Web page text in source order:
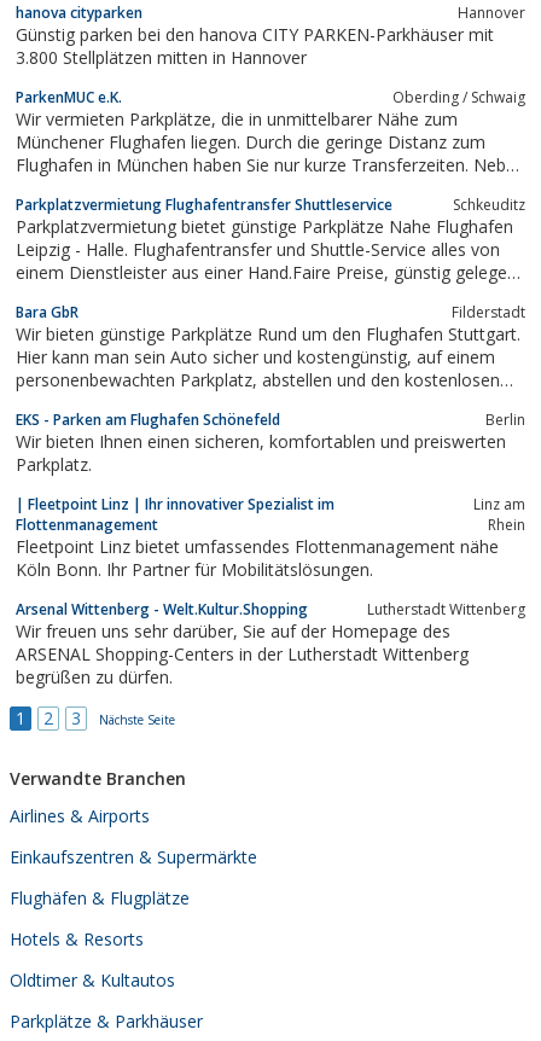
sehr günstigen Preisen. Parken am Flughafen ist mit Holiday
Extras bis zu 70 %...
hanova cityparken Hannover
Günstig parken bei den hanova CITY PARKEN-Parkhäuser mit
3.800 Stellplätzen mitten in Hannover
ParkenMUC e.K. Oberding / Schwaig
Wir vermieten Parkplätze, die in unmittelbarer Nähe zum
Münchener Flughafen liegen. Durch die geringe Distanz zum
Flughafen in München haben Sie nur kurze Transferzeiten. Neben
Parkplätze für Firmenkunden an. Bei uns bekommen Sie einen
Shuttle von 02:30h bis zu letzten...
Parkplatzvermietung Flughafentransfer Shuttleservice Schkeuditz
Parkplatzvermietung bietet günstige Parkplätze Nahe Flughafen
Leipzig - Halle. Flughafentransfer und Shuttle-Service alles von
einem Dienstleister aus einer Hand.Faire Preise, günstig gelegen
Leipzig - Halle.
Bara GbR Filderstadt
Wir bieten günstige Parkplätze Rund um den Flughafen Stuttgart.
Hier kann man sein Auto sicher und kostengünstig, auf einem
personenbewachten Parkplatz, abstellen und den kostenlosen
weiteren Informationen dazu und Wissenswertes zu den
Leistungen und dem Service,...
EKS - Parken am Flughafen Schönefeld Berlin
Wir bieten Ihnen einen sicheren, komfortablen und preiswerten
Parkplatz.
| Fleetpoint Linz | Ihr innovativer Spezialist im
Flottenmanagement
Linz am
Rhein
Fleetpoint Linz bietet umfassendes Flottenmanagement nähe
Köln Bonn. Ihr Partner für Mobilitätslösungen.
Arsenal Wittenberg - Welt.Kultur.Shopping Lutherstadt Wittenberg
Wir freuen uns sehr darüber, Sie auf der Homepage des
ARSENAL Shopping-Centers in der Lutherstadt Wittenberg
begrüßen zu dürfen.
1
2 3 Nächste Seite
Verwandte Branchen
Airlines & Airports
Einkaufszentren & Supermärkte
Flughäfen & Flugplätze
Hotels & Resorts
Oldtimer & Kultautos
Parkplätze & Parkhäuser